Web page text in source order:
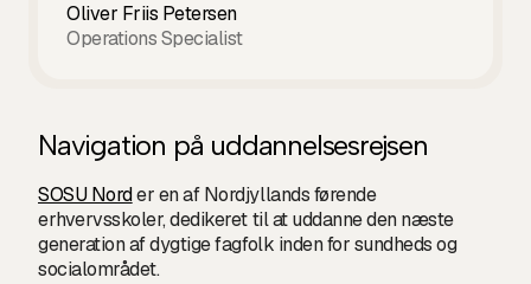
Oliver Friis Petersen
Operations Specialist
Navigation på uddannelsesrejsen
SOSU Norder en af Nordjyllands førende
erhvervsskoler, dedikeret til at uddanne den næste
generation af dygtige fagfolk inden for sundheds og
socialområdet.